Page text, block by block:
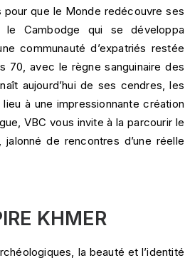
que le Monde redécouvre ses
le Cambodge qui se développa
communauté d’expatriés restée
70, avec le règne sanguinaire des
aujourd’hui de ses cendres, les
à une impressionnante création
VBC vous invite à la parcourir le
de rencontres d’une réelle
KHMER
la beauté et l’identité